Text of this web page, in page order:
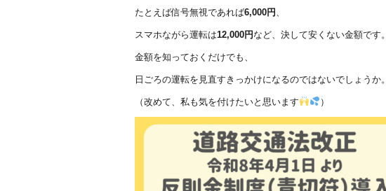
たとえば信号無視であれば6,000円
スマホながら運転は12,000円 など、決して安くない金額です。
金額を知っておくだけでも、
日ごろの運転を見直すきっかけになるのではないでしょうか。
（改めて、私も気を付けたいと思います ）